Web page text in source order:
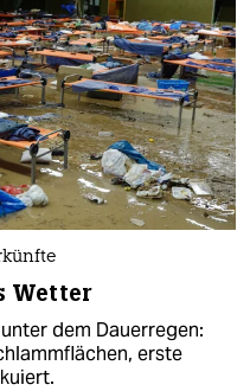
Wetter
dem Dauerregen:
erste